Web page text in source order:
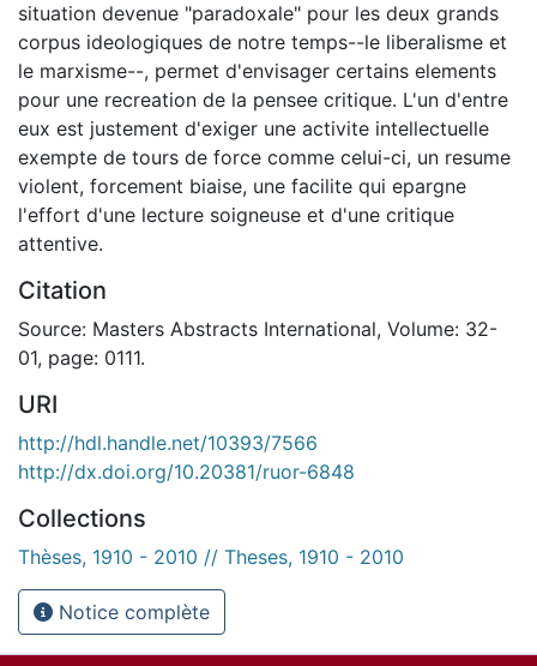
situation devenue "paradoxale" pour les deux grands
corpus ideologiques de notre temps--le liberalisme et
le marxisme--, permet d'envisager certains elements
pour une recreation de la pensee critique. L'un d'entre
eux est justement d'exiger une activite intellectuelle
exempte de tours de force comme celui-ci, un resume
violent, forcement biaise, une facilite qui epargne
l'effort d'une lecture soigneuse et d'une critique
attentive.
Citation
Source: Masters Abstracts International, Volume: 32-
01, page: 0111.
URI
http://hdl.handle.net/10393/7566
http://dx.doi.org/10.20381/ruor-6848
Collections
Thèses, 1910 - 2010 // Theses, 1910 - 2010
Notice complète